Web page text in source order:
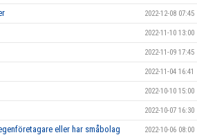
2022-12-08 07:45
2022-11-10 13:00
2022-11-09 17:45
2022-11-04 16:41
2022-10-10 15:00
2022-10-07 16:30
eller har småbolag 2022-10-06 08:00